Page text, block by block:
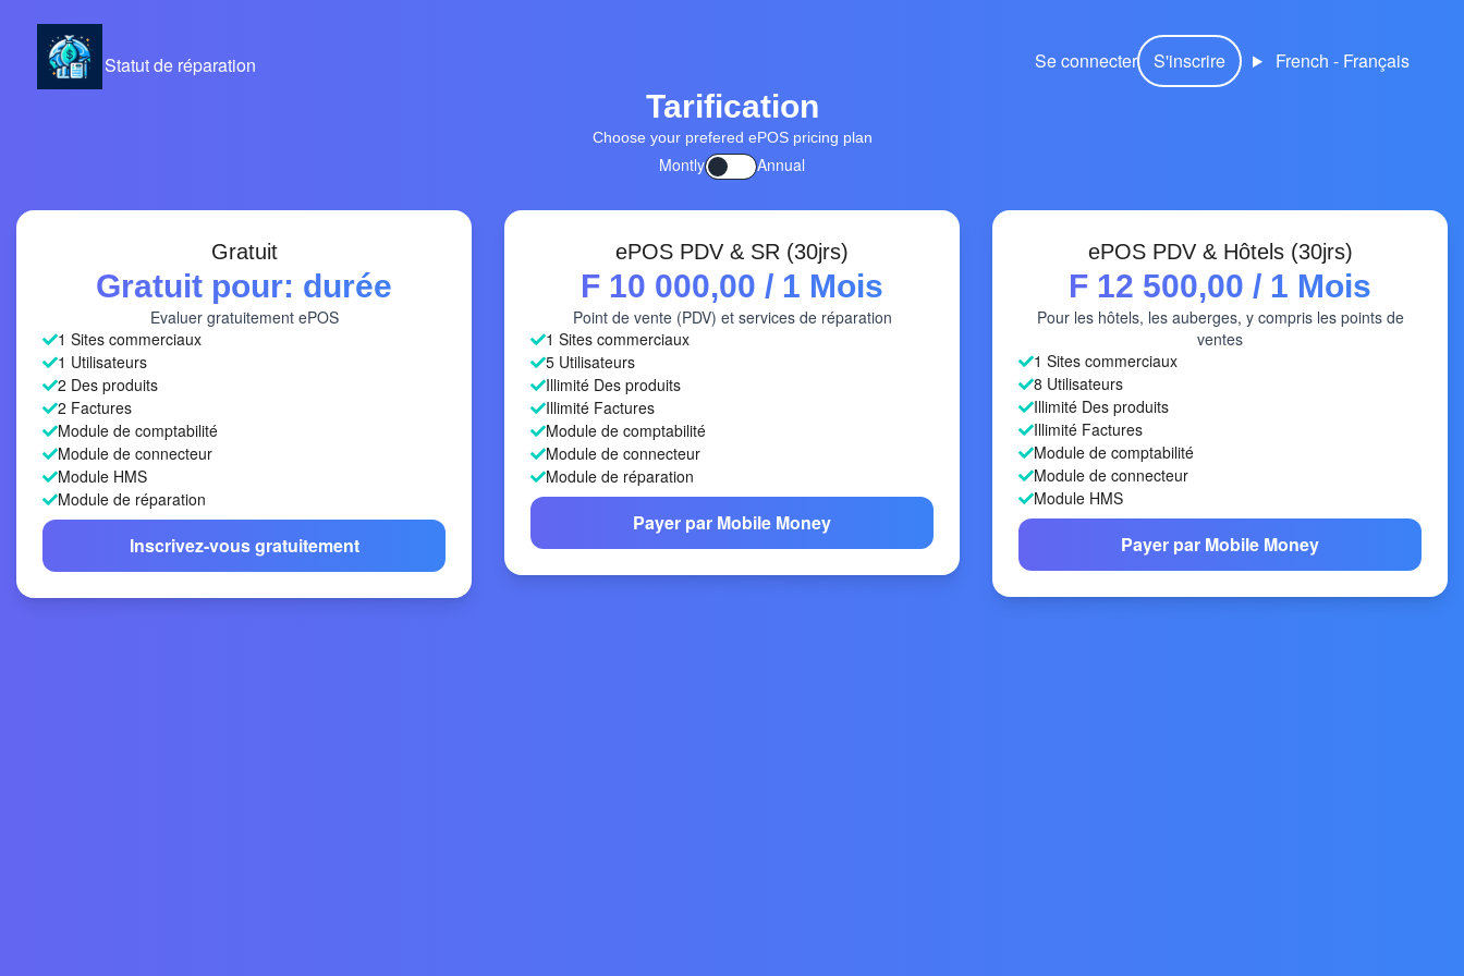
Statut de réparation Se connecter S'inscrire French - Français
Tarification
Choose your prefered ePOS pricing plan
Montly Annual
Gratuit
Gratuit pour: durée
Evaluer gratuitement ePOS
1 Sites commerciaux
1 Utilisateurs
2 Des produits
2 Factures
Module de comptabilité
Module de connecteur
Module HMS
Module de réparation
Inscrivez-vous gratuitement
ePOS PDV & SR (30jrs)
F 10 000,00 / 1 Mois
Point de vente (PDV) et services de réparation
1 Sites commerciaux
5 Utilisateurs
Illimité Des produits
Illimité Factures
Module de comptabilité
Module de connecteur
Module de réparation
Payer par Mobile Money
ePOS PDV & Hôtels (30jrs)
F 12 500,00 / 1 Mois
Pour les hôtels, les auberges, y compris les points de
ventes
1 Sites commerciaux
8 Utilisateurs
Illimité Des produits
Illimité Factures
Module de comptabilité
Module de connecteur
Module HMS
Payer par Mobile Money